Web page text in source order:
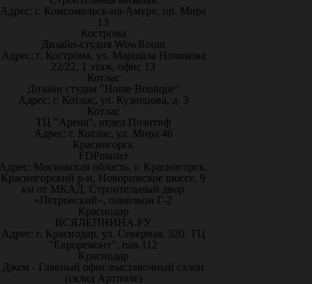
Адрес: г. Комсомольск-на-Амуре, пр. Мира
13
Кострома
Дизайн-студия WowRoom
Адрес: г. Кострома, ул. Маршала Новикова
22/22, 1 этаж, офис 13
Котлас
Дизайн студия "Home Boutique"
Адрес: г. Котлас, ул. Кузнецова, д. 3
Котлас
ТЦ "Арена", отдел Позитиф
Адрес: г. Котлас, ул. Мира 46
Красногорск
FDPmaster
Московская область, г. Красногорск,
Красногорский р-н, Новорижское шоссе, 9
км от МКАД. Строительный двор
«Петровский», павильон Г-2
Краснодар
ВСЯЛЕПНИНА.РУ
Адрес: г. Краснодар, ул. Северная, 320, ТЦ
"Евроремонт", пав.112
Краснодар
Джем - Главный офис/выставочный салон
(склад Артполе)